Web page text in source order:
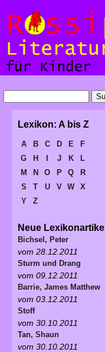
Lexikon: A bis Z
A B C D E
F
G
H J K
L
M
N O P Q
R
S
T U V W
X
Y
Z
Neue Lexikonartikel
Bichsel, Peter
vom 28.12.2011
Sturm und Drang
vom 09.12.2011
Barrie, James Matthew
vom 03.12.2011
Stoff
vom 30.10.2011
Tan, Shaun
vom 30.10.2011